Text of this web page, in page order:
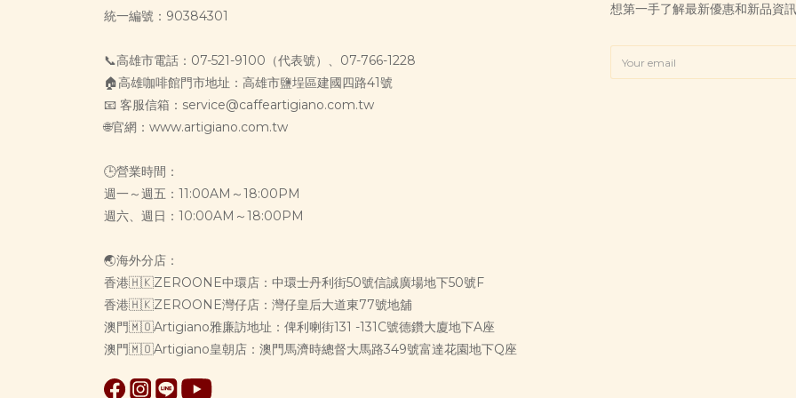
統一編號：90384301
📞高雄市電話：07-521-9100（代表號）、07-766-1228
🏠高雄咖啡館門市地址：高雄市鹽埕區建國四路41號
📧 客服信箱：service@caffeartigiano.com.tw
🌐官網：www.artigiano.com.tw
🕒營業時間：
週一～週五：11:00AM～18:00PM
週六、週日：10:00AM～18:00PM
🌏海外分店：
香港🇭🇰ZEROONE中環店：中環士丹利街50號信誠廣場地下50號F
香港🇭🇰ZEROONE灣仔店：灣仔皇后大道東77號地舖
澳門🇲🇴Artigiano雅廉訪地址：俾利喇街131 -131C號德鑽大廈地下A座
澳門🇲🇴Artigiano皇朝店：澳門馬濟時總督大馬路349號富達花園地下Q座
想第一手了解最新優惠和新品資訊